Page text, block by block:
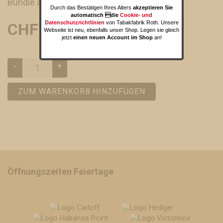
Bundle à 15 Stk
CHF 88.50
+
-
ZUM WARENKORB HINZUFÜGEN
Öffnungszeiten Feiertage
Durch das Bestätigen Ihres Alters akzeptieren Sie
automatisch die Cookie- und
Datenschutzrichtlinien von Tabakfabrik Roth. Unsere
Webseite ist neu, ebenfalls unser Shop. Legen sie gleich
jetzt einen neuen Account im Shopan!